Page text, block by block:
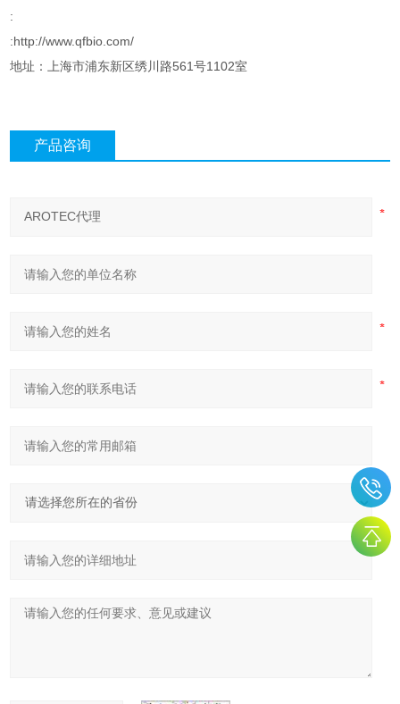
:
:http://www.qfbio.com/
地址：上海市浦东新区绣川路561号1102室
产品咨询